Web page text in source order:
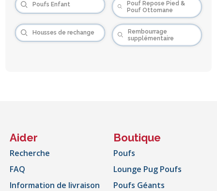
Poufs Enfant
Pouf Repose Pied &
Pouf Ottomane
Housses de rechange
Rembourrage
supplémentaire
Aider
Recherche
FAQ
Information de livraison
Boutique
Poufs
Lounge Pug Poufs
Poufs Géants